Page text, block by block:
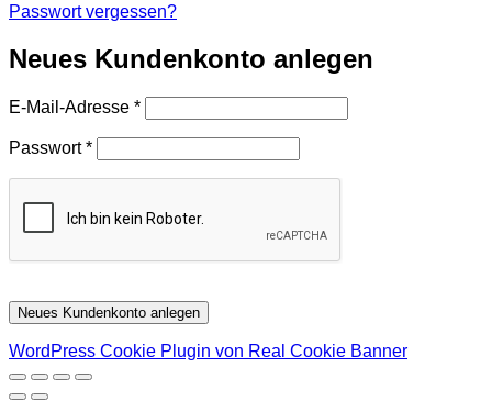
Passwort vergessen?
Neues Kundenkonto anlegen
E-Mail-Adresse *Erforderlich
Passwort*Erforderlich
Neues Kundenkonto anlegen
WordPress Cookie Plugin von Real Cookie Banner